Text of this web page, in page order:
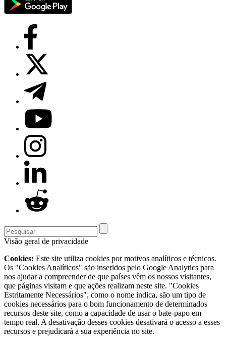
Visão geral de privacidade
Cookies: Este site utiliza cookies por motivos analíticos e técnicos.
Os "Cookies Analíticos" são inseridos pelo Google Analytics para
nos ajudar a compreender de que países vêm os nossos visitantes,
que páginas visitam e que ações realizam neste site. "Cookies
Estritamente Necessários", como o nome indica, são um tipo de
cookies necessários para o bom funcionamento de determinados
recursos deste site, como a capacidade de usar o bate-papo em
tempo real. A desativação desses cookies desativará o acesso a esses
recursos e prejudicará a sua experiência no site.